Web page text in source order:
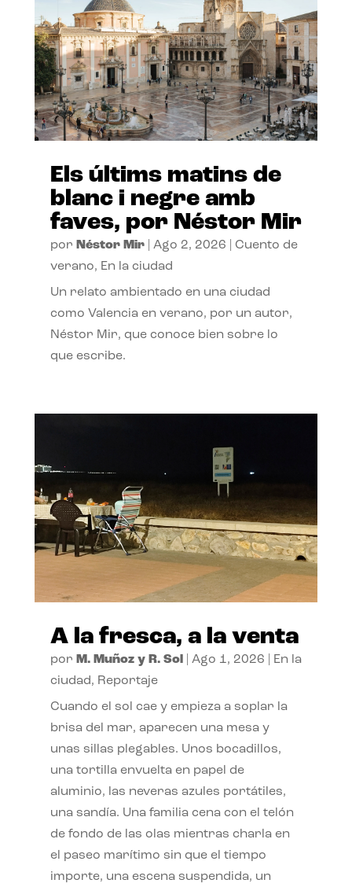
Els últims matins de
blanc i negre amb
faves, por Néstor Mir
por Néstor Mir| Ago 2, 2026
Cuento de
verano, En la ciudad
Un relato ambientado en una ciudad
como Valencia en verano, por un autor,
Néstor Mir, que conoce bien sobre lo
que escribe.
A la fresca, a la venta
por M. Muñoz y R. Sol| Ago 1, 2026
En la
ciudad, Reportaje
Cuando el sol cae y empieza a soplar la
brisa del mar, aparecen una mesa y
unas sillas plegables. Unos bocadillos,
una tortilla envuelta en papel de
aluminio, las neveras azules portátiles,
una sandía. Una familia cena con el telón
de fondo de las olas mientras charla en
el paseo marítimo sin que el tiempo
importe, una escena suspendida, un